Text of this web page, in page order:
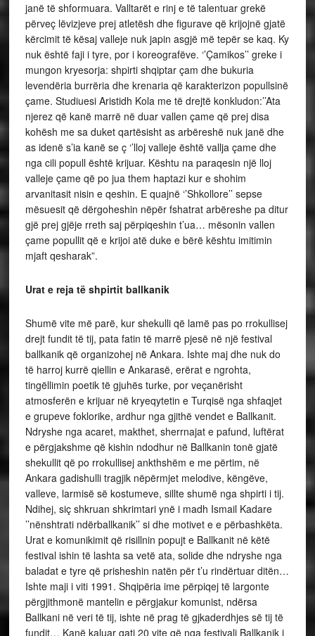
janë të shformuara. Valltarët e rinj e të talentuar grekë
përveç lëvizjeve prej atletësh dhe figurave që krijojnë gjatë
kërcimit të kësaj valleje nuk japin asgjë më tepër se kaq. Ky
nuk është faji i tyre, por i koreografëve. ‘’Çamikos’’ greke i
mungon kryesorja: shpirti shqiptar çam dhe bukuria
levendëria burrëria dhe krenaria që karakterizon popullsinë
çame. Studiuesi Aristidh Kola me të drejtë konkludon:’’Ata
njerez që kanë marrë në duar vallen çame që prej disa
kohësh me sa duket qartësisht as arbëreshë nuk janë dhe
as idenë s’ia kanë se ç ‘’lloj valleje është vallja çame dhe
nga cili popull është krijuar. Kështu na paraqesin një lloj
valleje çame që po jua them haptazi kur e shohim
arvanitasit nisin e qeshin. E quajnë ‘’Shkollore’’ sepse
mësuesit që dërgoheshin nëpër fshatrat arbëreshe pa ditur
gjë prej gjëje rreth saj përpiqeshin t’ua… mësonin vallen
çame popullit që e krijoi atë duke e bërë kështu imitimin
mjaft qesharak”.
Urat e reja të shpirtit ballkanik
Shumë vite më parë, kur shekulli që lamë pas po rrokullisej
drejt fundit të tij, pata fatin të marrë pjesë në një festival
ballkanik që organizohej në Ankara. Ishte maj dhe nuk do
të harroj kurrë qiellin e Ankarasë, erërat e ngrohta,
tingëllimin poetik të gjuhës turke, por veçanërisht
atmosferën e krijuar në kryeqytetin e Turqisë nga shfaqjet
e grupeve foklorike, ardhur nga gjithë vendet e Ballkanit.
Ndryshe nga acaret, makthet, sherrnajat e pafund, luftërat
e përgjakshme që kishin ndodhur në Ballkanin tonë gjatë
shekullit që po rrokullisej ankthshëm e me përtim, në
Ankara gadishulli tragjik nëpërmjet melodive, këngëve,
valleve, larmisë së kostumeve, sillte shumë nga shpirti i tij.
Ndihej, siç shkruan shkrimtari ynë i madh Ismail Kadare
’’nënshtrati ndërballkanik’’ si dhe motivet e e përbashkëta.
Urat e komunikimit që risillnin popujt e Ballkanit në këtë
festival ishin të lashta sa vetë ata, solide dhe ndryshe nga
baladat e tyre që prisheshin natën për t’u rindërtuar ditën…
Ishte maji i viti 1991. Shqipëria ime përpiqej të largonte
përgjithmonë mantelin e përgjakur komunist, ndërsa
Ballkani në veri të tij, ishte në prag të gjkaderdhjes së tij të
fundit… Kanë kaluar gati 20 vite që nga festivali Ballkanik i